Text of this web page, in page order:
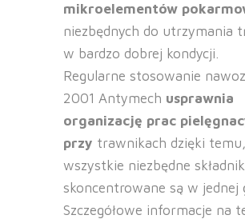
mikroelementów
niezbędnych do utrzymania
w bardzo dobrej kondycji.
Regularne stosowanie
2001 Antymech usprawnia
organizację prac
przy trawnikach dzięki
wszystkie niezbędne
skoncentrowane są w jednej
Szczegółowe informacje na